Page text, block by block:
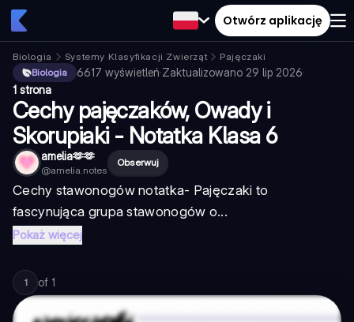
Otwórz aplikację
Biologia Systemy Klasyfikacji Zwierząt
Pajęczaki
Biologia
6617 wyświetleń·Zaktualizowano 29 lip 2026·
1 strona
Cechy pajęczaków, Owady i
Skorupiaki - Notatka Klasa 6
amelia🫶🫶
@amelia.notes
Obserwuj
Cechy stawonogów notatka- Pajęczaki to
fascynująca grupa stawonogów o...
Pokaż więcej
1 of 1